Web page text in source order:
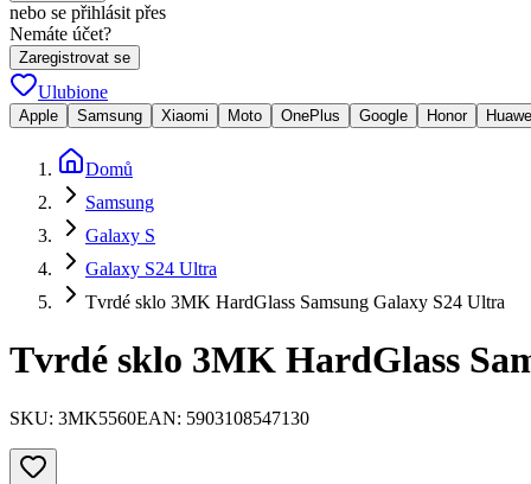
nebo se přihlásit přes
Nemáte účet?
Zaregistrovat se
Ulubione
Apple Samsung Xiaomi Moto OnePlus Google Honor
Domů
Samsung
Galaxy S
Galaxy S24 Ultra
Tvrdé sklo 3MK HardGlass Samsung Galaxy S24 Ultra
Tvrdé sklo 3MK HardGlass
SKU: 3MK5560EAN: 5903108547130